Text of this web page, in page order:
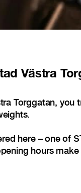
Västra
Torggatan,
here – one of
hours